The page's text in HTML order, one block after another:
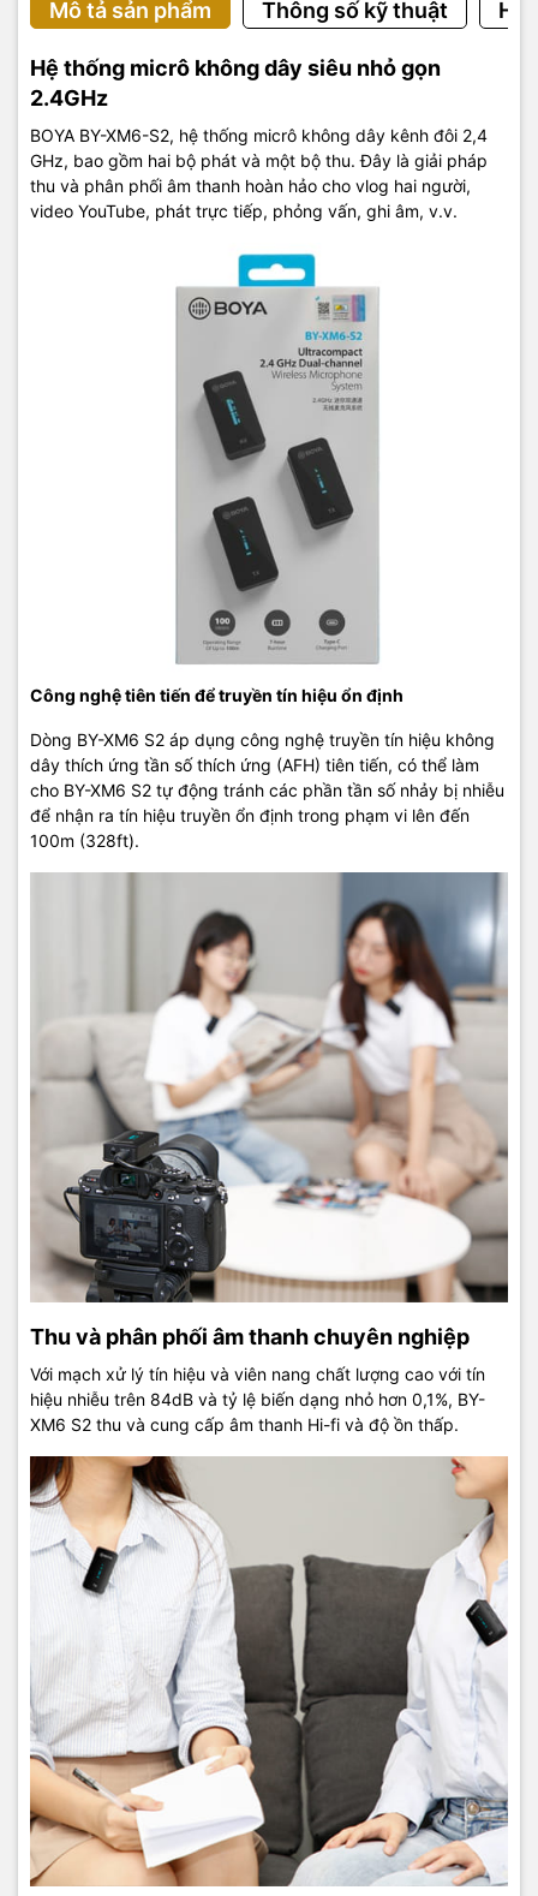
Mô tả sản phẩm Thông số kỹ thuật
Hệ thống micrô không dây siêu nhỏ gọn
2.4GHz
BOYA BY-XM6-S2, hệ thống micrô không dây kênh đôi 2,4
GHz, bao gồm hai bộ phát và một bộ thu. Đây là giải pháp
thu và phân phối âm thanh hoàn hảo cho vlog hai người,
video YouTube, phát trực tiếp, phỏng vấn, ghi âm, v.v.
Công nghệ tiên tiến để truyền tín hiệu ổn định
Dòng BY-XM6 S2 áp dụng công nghệ truyền tín hiệu không
dây thích ứng tần số thích ứng (AFH) tiên tiến, có thể làm
cho BY-XM6 S2 tự động tránh các phần tần số nhảy bị nhiễu
để nhận ra tín hiệu truyền ổn định trong phạm vi lên đến
100m (328ft).
Thu và phân phối âm thanh chuyên nghiệp
Với mạch xử lý tín hiệu và viên nang chất lượng cao với tín
hiệu nhiễu trên 84dB và tỷ lệ biến dạng nhỏ hơn 0,1%, BY-
XM6 S2 thu và cung cấp âm thanh Hi-fi và độ ồn thấp.